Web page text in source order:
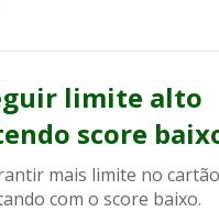
limite alto
score
mais limite no cartão
com o score baixo.